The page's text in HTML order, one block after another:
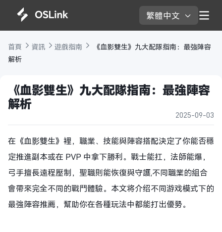
繁體中文
首頁 資訊 遊戲指南
《血影雙生》九大配隊指南：最強陣容
解析
《血影雙生》九大配隊指南：最強陣容
解析
2025-09-03
在《血影雙生》裡，職業、技能與陣容搭配決定了你能否穩
定推進副本或在 PVP 中拿下勝利。戰士能扛，法師能爆，
弓手擅長遠程壓制，聖職則能恢復與守護,不同職業的組合
會帶來完全不同的戰鬥體驗。本文将介绍不同游戏模式下的
最強陣容推薦，幫助你在各種玩法中都能打出優勢。